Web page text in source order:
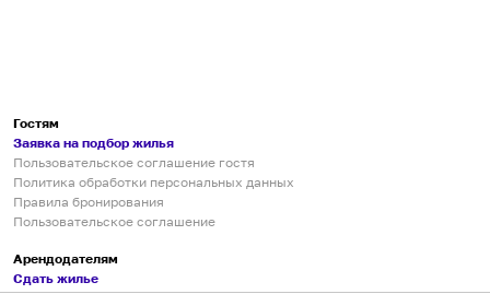
Гостям
Заявка на подбор жилья
Пользовательское соглашение гостя
Политика обработки персональных данных
Правила бронирования
Пользовательское соглашение
Арендодателям
Сдать жилье